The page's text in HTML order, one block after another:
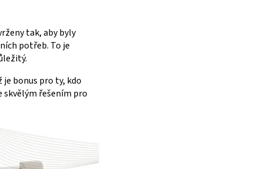
tak, aby byly
potřeb. To je
bonus pro ty, kdo
skvělým řešením pro